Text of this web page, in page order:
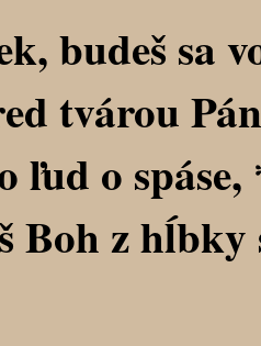
budeš sa
tvárou
ľud o spáse,
Boh z hĺbky